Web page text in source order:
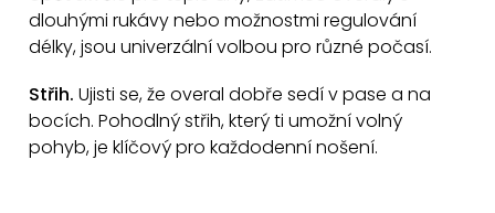
i
s
dlouhými rukávy nebo možnostmi regulování
délky, jsou univerzální volbou pro různé počasí.
Střih. Ujisti se, že overal dobře sedí v pase a na
bocích. Pohodlný střih, který ti umožní volný
pohyb, je klíčový pro každodenní nošení.